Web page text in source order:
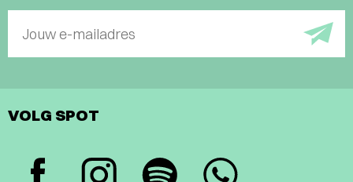
Jouw e-mailadres
VOLG SPOT